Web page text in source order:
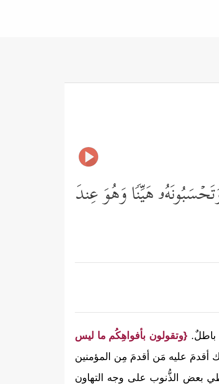
هَیِّنࣰا وَهُوَ عِندَ
باطلٌ. {وتقولون بأفواهِكُم ما ليس
أقدمَ عليه مَن أقدمَ مِن المؤمنين
بعض الذُّنوب على وجه التهاون